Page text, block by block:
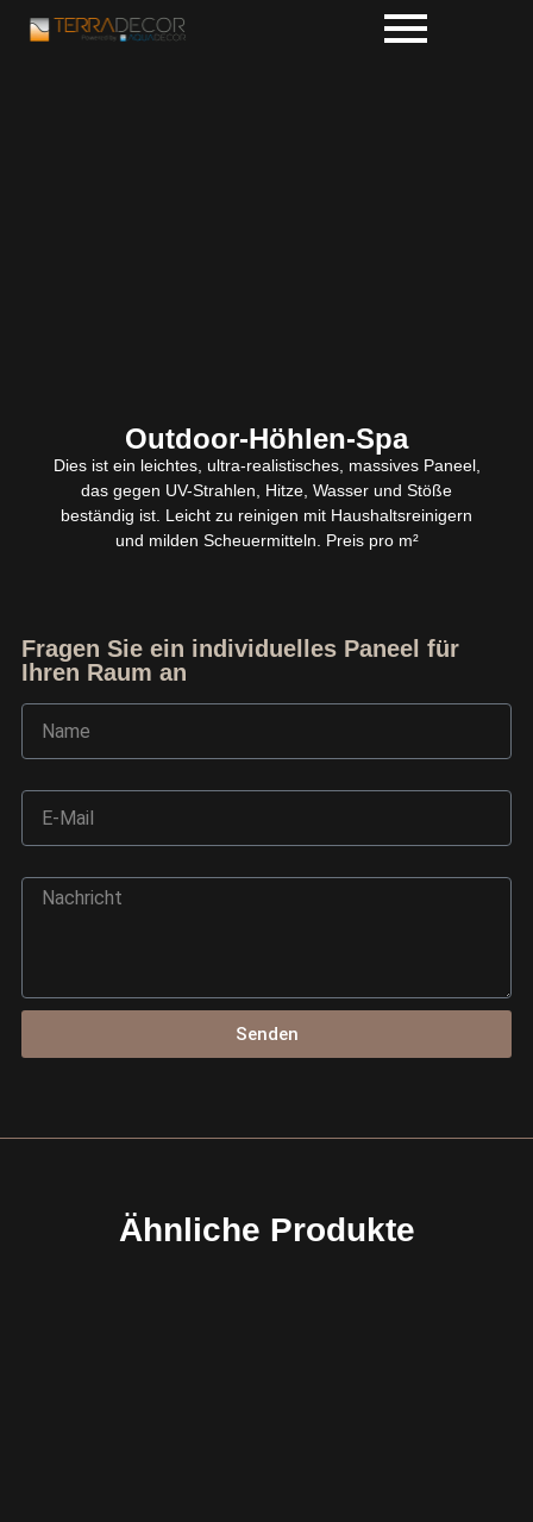
Outdoor-Höhlen-Spa
Dies ist ein leichtes, ultra-realistisches, massives Paneel,
das gegen UV-Strahlen, Hitze, Wasser und Stöße
beständig ist. Leicht zu reinigen mit Haushaltsreinigern
und milden Scheuermitteln. Preis pro m²
Fragen Sie ein individuelles Paneel für
Ihren Raum an
Senden
Ähnliche Produkte
Ask TerraDecor Team
based on your idea.